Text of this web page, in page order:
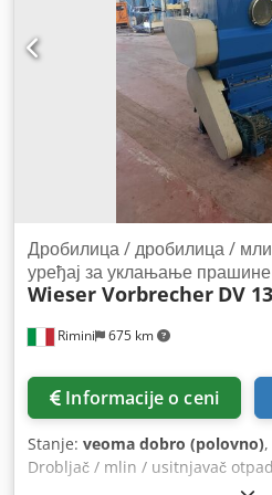
Visina etikete: 52 mm Prečnik
rolne etiketa: 100 mm
g/m² Maksimalna brzina
Priključna snaga: 30 kW Težina:
mašine: 16.500 x 3.500 x 2.800
Rimini 675 km
Дробилица / дробилица /
уређај за уклањање прашине
Wieser Vorbrecher DV
Informacije o ceni
Stanje: veoma dobro (polovno)
Drobljač / mlin / usitnjavač
Wieser Vorbrecher DV 1350-V